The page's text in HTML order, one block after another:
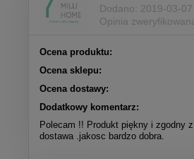
Dodano: 2019-03-07
Opinia
Ocena produktu:
Ocena sklepu:
Ocena dostawy:
Dodatkowy komentarz:
Polecam !! Produkt piękny i zgodny
dostawa .jakosc bardzo dobra.